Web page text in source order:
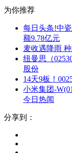
为你推荐
每日头条!中
额9.78亿元
麦收遇降雨
纽曼思（
股份
14天9板！
小米集团-
今日热闻
分享到：